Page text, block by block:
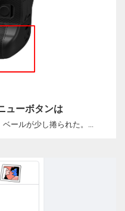
ューボタンは
ベールが少し捲られた。...